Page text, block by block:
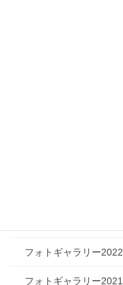
フォトギャラリー2022
フォトギャラリー2021